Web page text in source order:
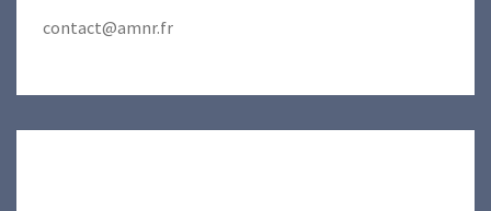
contact@amnr.fr